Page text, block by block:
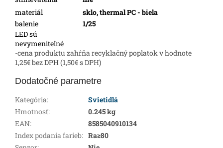
materiál
sklo, thermal PC - biela
balenie
1/25
LED sú
nevymeniteľné
-cena produktu zahŕňa recyklačný poplatok v hodnote
1,25€ bez DPH (1,50€ s DPH)
Dodatočné parametre
Kategória:
Svietidlá
Hmotnosť:
0.245 kg
EAN:
8585040910134
Index podania farieb: Ra≥80